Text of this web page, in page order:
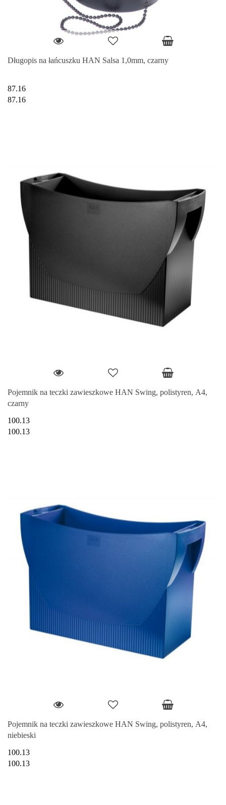
Długopis na łańcuszku HAN Salsa 1,0mm, czarny
87.16
87.16
Pojemnik na teczki zawieszkowe HAN Swing, polistyren, A4,
czarny
100.13
100.13
Pojemnik na teczki zawieszkowe HAN Swing, polistyren, A4,
niebieski
100.13
100.13